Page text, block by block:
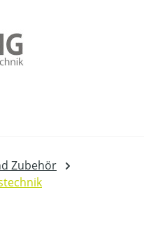
Zubehör